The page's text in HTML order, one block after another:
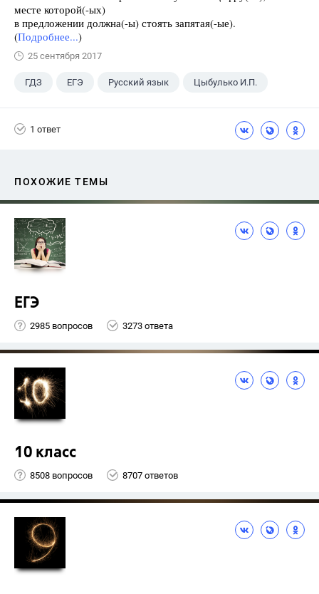
месте которой(-ых)
в предложении должна(-ы) стоять запятая(-ые).
(Подробнее...)
25 сентября 2017
ГДЗ ЕГЭ Русский язык Цыбулько И.П.
1 ответ
ПОХОЖИЕ ТЕМЫ
ЕГЭ
2985 вопросов 3273 ответа
10 класс
8508 вопросов 8707 ответов